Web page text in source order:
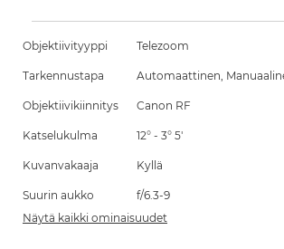
Objektiivityyppi Telezoom
Tarkennustapa Automaattinen,
Objektiivikiinnitys Canon RF
Katselukulma 12° - 3° 5'
Kuvanvakaaja Kyllä
Suurin aukko
f/6.3-9
Näytä kaikki ominaisuudet